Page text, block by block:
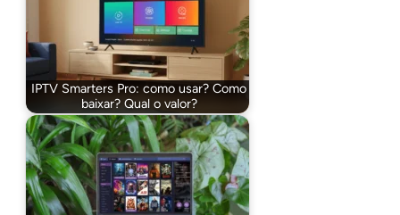
IPTV Smarters Pro: como usar? Como
baixar? Qual o valor?